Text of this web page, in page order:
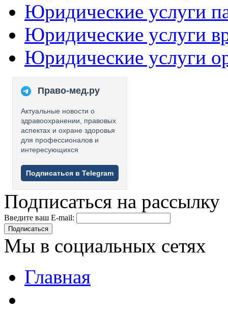
Юридические услуги
Юридические услуги
Юридические услуги
Право-мед.ру
Актуальные новости о
здравоохранении, правовых
аспектах и охране здоровья
для профессионалов и
интересующихся
Подписаться в Telegram
Подписаться на рассылку
Введите ваш E-mail:
Подписаться
Мы в социальных сетях
Главная